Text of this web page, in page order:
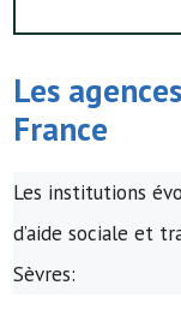
Les
France
Les institutions
d’aide sociale et
Sèvres: